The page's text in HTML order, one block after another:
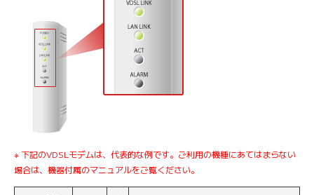
※ 下記のVDSLモデムは、代表的な例です。ご利用の機種にあてはまらない
場合は、機器付属のマニュアルをご覧ください。